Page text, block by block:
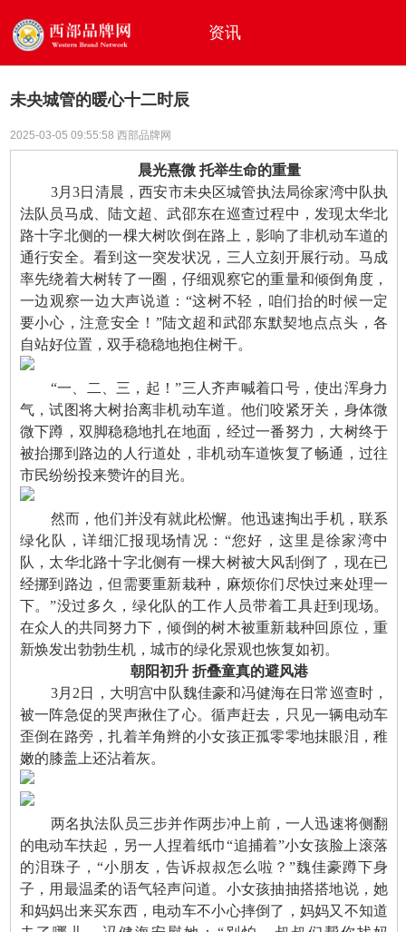
资讯
未央城管的暖心十二时辰
2025-03-05 09:55:58 西部品牌网
晨光熹微 托举生命的重量
3月3日清晨，西安市未央区城管执法局徐家湾中队执
法队员马成、陆文超、武邵东在巡查过程中，发现太华北
路十字北侧的一棵大树吹倒在路上，影响了非机动车道的
通行安全。看到这一突发状况，三人立刻开展行动。马成
率先绕着大树转了一圈，仔细观察它的重量和倾倒角度，
一边观察一边大声说道：“这树不轻，咱们抬的时候一定
要小心，注意安全！”陆文超和武邵东默契地点点头，各
自站好位置，双手稳稳地抱住树干。
“一、二、三，起！”三人齐声喊着口号，使出浑身力
气，试图将大树抬离非机动车道。他们咬紧牙关，身体微
微下蹲，双脚稳稳地扎在地面，经过一番努力，大树终于
被抬挪到路边的人行道处，非机动车道恢复了畅通，过往
市民纷纷投来赞许的目光。
然而，他们并没有就此松懈。他迅速掏出手机，联系
绿化队，详细汇报现场情况：“您好，这里是徐家湾中
队，太华北路十字北侧有一棵大树被大风刮倒了，现在已
经挪到路边，但需要重新栽种，麻烦你们尽快过来处理一
下。”没过多久，绿化队的工作人员带着工具赶到现场。
在众人的共同努力下，倾倒的树木被重新栽种回原位，重
新焕发出勃勃生机，城市的绿化景观也恢复如初。
朝阳初升 折叠童真的避风港
3月2日，大明宫中队魏佳豪和冯健海在日常巡查时，
被一阵急促的哭声揪住了心。循声赶去，只见一辆电动车
歪倒在路旁，扎着羊角辫的小女孩正孤零零地抹眼泪，稚
嫩的膝盖上还沾着灰。
两名执法队员三步并作两步冲上前，一人迅速将侧翻
的电动车扶起，另一人捏着纸巾“追捕着”小女孩脸上滚落
的泪珠子，“小朋友，告诉叔叔怎么啦？”魏佳豪蹲下身
子，用最温柔的语气轻声问道。小女孩抽抽搭搭地说，她
和妈妈出来买东西，电动车不小心摔倒了，妈妈又不知道